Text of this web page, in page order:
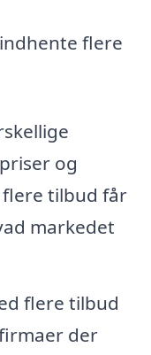
flere
og
tilbud får
markedet
flere tilbud
der